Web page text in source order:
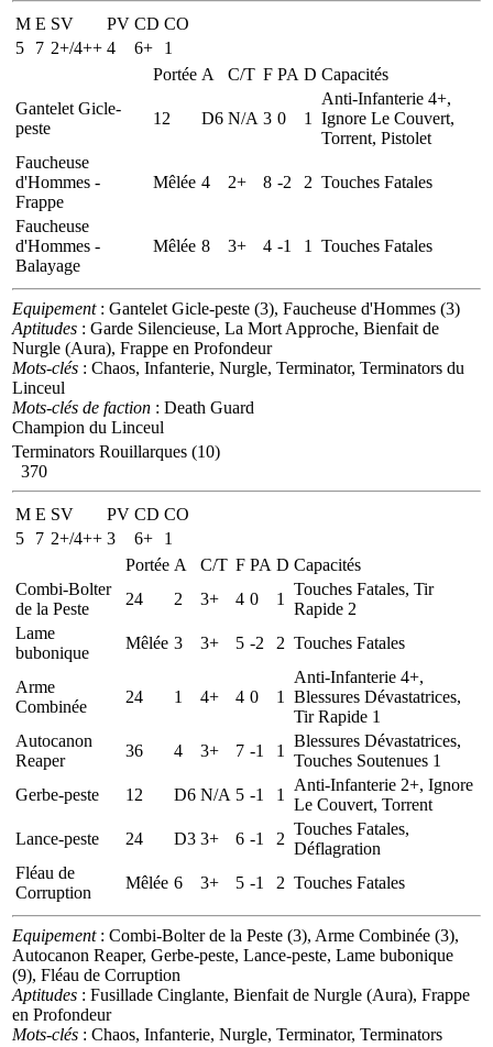
M E SV PV CD CO
5
7 2+/4++ 4 6+
1
Portée A C/T F PA D Capacités
Gantelet Gicle-
peste
12 D6 N/A 3 0 1
Anti-Infanterie 4+,
Ignore Le Couvert,
Torrent, Pistolet
Faucheuse
d'Hommes -
Frappe
Mêlée 4 2+ 8 -2 2 Touches Fatales
Faucheuse
d'Hommes -
Balayage
Mêlée 8 3+ 4 -1 1 Touches Fatales
Equipement: Gantelet Gicle-peste (3), Faucheuse d'Hommes (3)
Aptitudes : Garde Silencieuse, La Mort Approche, Bienfait de
Nurgle (Aura), Frappe en Profondeur
Mots-clés : Chaos, Infanterie, Nurgle, Terminator, Terminators du
Linceul
Mots-clés de faction : Death Guard
Champion du Linceul
Terminators Rouillarques (10)
370
M E SV PV CD CO
5
7 2+/4++ 3 6+
1
Portée A C/T F PA D Capacités
Combi-Bolter
de la Peste
24 2 3+ 4 0 1
Touches Fatales, Tir
Rapide 2
Lame
bubonique
Mêlée 3 3+ 5 -2 2 Touches Fatales
Arme
Combinée
24 1 4+ 4 0 1
Anti-Infanterie 4+,
Blessures Dévastatrices,
Tir Rapide 1
Autocanon
Reaper
36 4 3+ 7 -1 1
Blessures Dévastatrices,
Touches Soutenues 1
Gerbe-peste
12 D6 N/A 5 -1 1
Anti-Infanterie 2+, Ignore
Le Couvert, Torrent
Lance-peste
24 D3 3+ 6 -1 2
Touches Fatales,
Déflagration
Fléau de
Corruption
Mêlée 6 3+ 5 -1 2 Touches Fatales
Equipement: Combi-Bolter de la Peste (3), Arme Combinée (3),
Autocanon Reaper, Gerbe-peste, Lance-peste, Lame bubonique
(9), Fléau de Corruption
Aptitudes : Fusillade Cinglante, Bienfait de Nurgle (Aura), Frappe
en Profondeur
Mots-clés : Chaos, Infanterie, Nurgle, Terminator, Terminators